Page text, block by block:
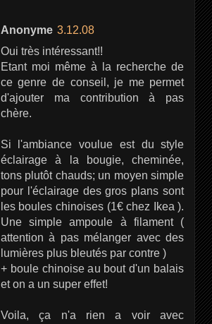
Anonyme 3.12.08
Oui très intéressant!!
Etant moi même à la recherche de
ce genre de conseil, je me permet
d'ajouter ma contribution à pas
chère.
Si l'ambiance voulue est du style
éclairage à la bougie, cheminée,
tons plutôt chauds; un moyen simple
pour l'éclairage des gros plans sont
les boules chinoises (1€ chez Ikea ).
Une simple ampoule à filament (
attention à pas mélanger avec des
lumières plus bleutés par contre )
+ boule chinoise au bout d'un balais
et on a un super effet!
Voila, ça n'a rien a voir avec